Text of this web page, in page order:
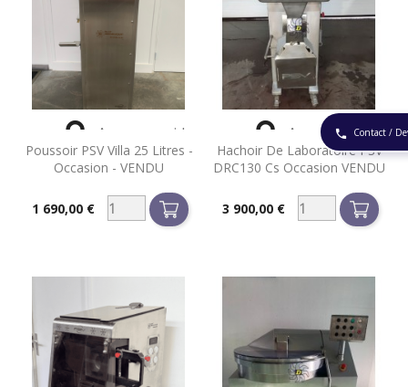
phone Contact /
Poussoir PSV Villa 25 Litres -
Occasion - VENDU
Prix1 690,00 €
 Aperçu rapide
Hachoir De Laboratoire PSV
DRC130 Cs Occasion VENDU
Prix3 900,00 €
 Aperçu rapide